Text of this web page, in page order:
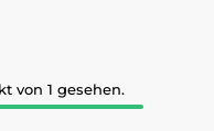
von 1 gesehen.